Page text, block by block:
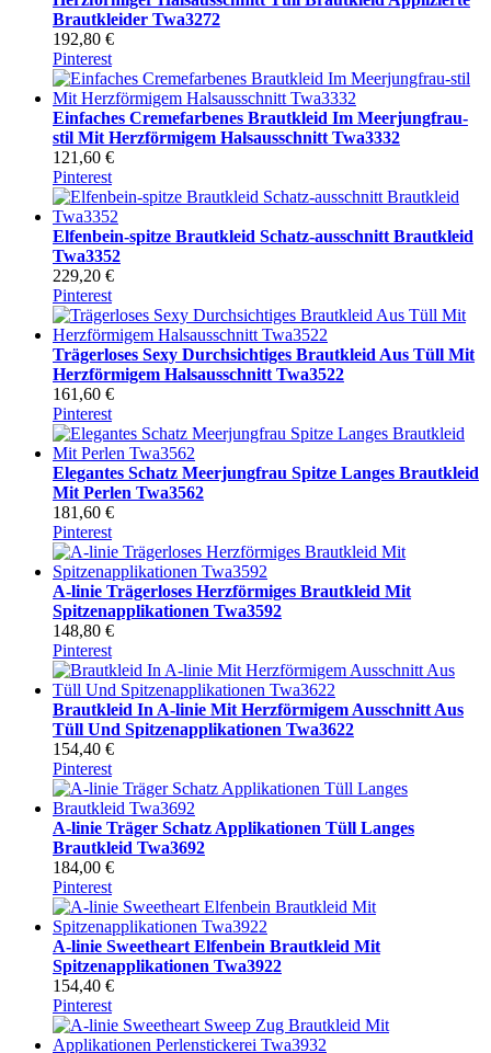
Brautkleider Twa3272
192,80 €
Pinterest
Einfaches Cremefarbenes Brautkleid Im Meerjungfrau-
stil Mit Herzförmigem Halsausschnitt Twa3332
121,60 €
Pinterest
Elfenbein-spitze Brautkleid Schatz-ausschnitt Brautkleid
Twa3352
229,20 €
Pinterest
Trägerloses Sexy Durchsichtiges Brautkleid Aus Tüll Mit
Herzförmigem Halsausschnitt Twa3522
161,60 €
Pinterest
Elegantes Schatz Meerjungfrau Spitze Langes Brautkleid
Mit Perlen Twa3562
181,60 €
Pinterest
A-linie Trägerloses Herzförmiges Brautkleid Mit
Spitzenapplikationen Twa3592
148,80 €
Pinterest
Brautkleid In A-linie Mit Herzförmigem Ausschnitt Aus
Tüll Und Spitzenapplikationen Twa3622
154,40 €
Pinterest
A-linie Träger Schatz Applikationen Tüll Langes
Brautkleid Twa3692
184,00 €
Pinterest
A-linie Sweetheart Elfenbein Brautkleid Mit
Spitzenapplikationen Twa3922
154,40 €
Pinterest